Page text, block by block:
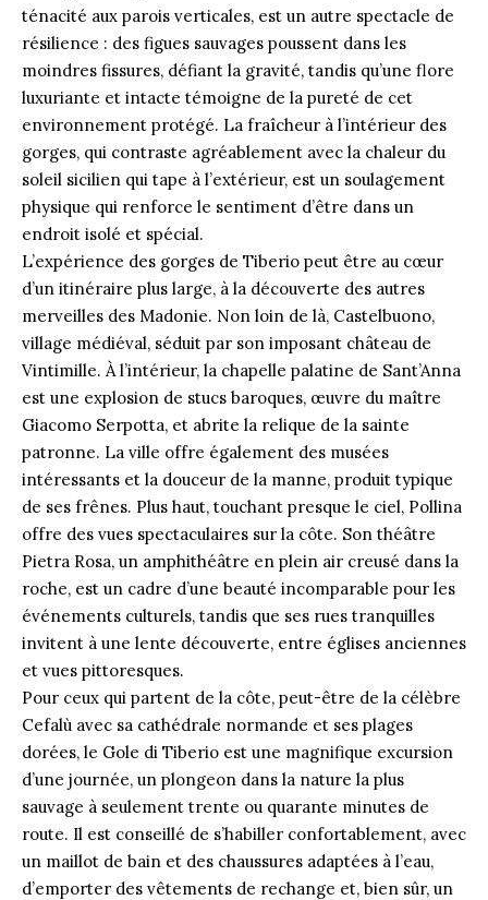
ténacité aux parois verticales, est un autre spectacle de
résilience : des figues sauvages poussent dans les
moindres fissures, défiant la gravité, tandis qu’une flore
luxuriante et intacte témoigne de la pureté de cet
environnement protégé. La fraîcheur à l’intérieur des
gorges, qui contraste agréablement avec la chaleur du
soleil sicilien qui tape à l’extérieur, est un soulagement
physique qui renforce le sentiment d’être dans un
endroit isolé et spécial.
L’expérience des gorges de Tiberio peut être au cœur
d’un itinéraire plus large, à la découverte des autres
merveilles des Madonie. Non loin de là, Castelbuono,
village médiéval, séduit par son imposant château de
Vintimille. À l’intérieur, la chapelle palatine de Sant’Anna
est une explosion de stucs baroques, œuvre du maître
Giacomo Serpotta, et abrite la relique de la sainte
patronne. La ville offre également des musées
intéressants et la douceur de la manne, produit typique
de ses frênes. Plus haut, touchant presque le ciel, Pollina
offre des vues spectaculaires sur la côte. Son théâtre
Pietra Rosa, un amphithéâtre en plein air creusé dans la
roche, est un cadre d’une beauté incomparable pour les
événements culturels, tandis que ses rues tranquilles
invitent à une lente découverte, entre églises anciennes
et vues pittoresques.
Pour ceux qui partent de la côte, peut-être de la célèbre
Cefalù avec sa cathédrale normande et ses plages
dorées, le Gole di Tiberio est une magnifique excursion
d’une journée, un plongeon dans la nature la plus
sauvage à seulement trente ou quarante minutes de
route. Il est conseillé de s’habiller confortablement, avec
un maillot de bain et des chaussures adaptées à l’eau,
d’emporter des vêtements de rechange et, bien sûr, un